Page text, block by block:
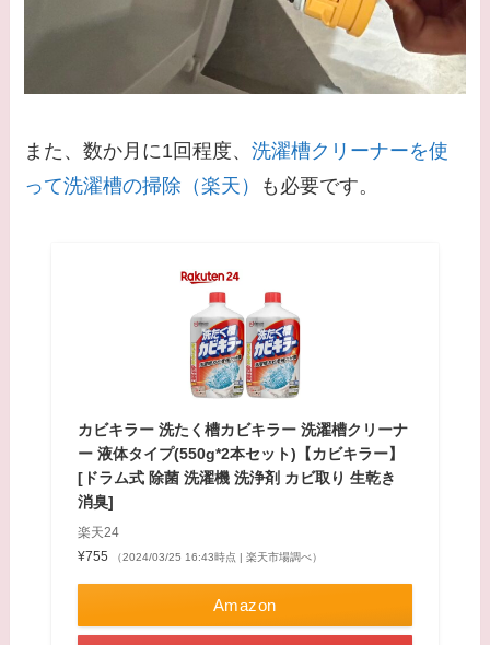
また、数か月に1回程度、洗濯槽クリーナーを使
って洗濯槽の掃除（楽天）
も必要です。
カビキラー 洗たく槽カビキラー 洗濯槽クリーナ
ー 液体タイプ(550g*2本セット)【カビキラー】
[ドラム式 除菌 洗濯機 洗浄剤 カビ取り 生乾き
消臭]
楽天24
¥755
（2024/03/25 16:43時点 | 楽天市場調べ）
Amazon